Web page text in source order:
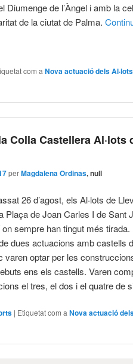
Diumenge de l’Àngel i amb la
de la ciutat de Palma.
com a Nova actuació dels
Colla Castellera Al·lots
perMagdalena Ordinas, null
26 d’agost, els Al·lots de
Plaça de Joan Carles I de Sant
sempre han tingut més tirada.
dues actuacions amb castells
varen optar per les
ens els castells. Varen
el tres, el dos i el quatre de
| Etiquetat com a Nova actuació